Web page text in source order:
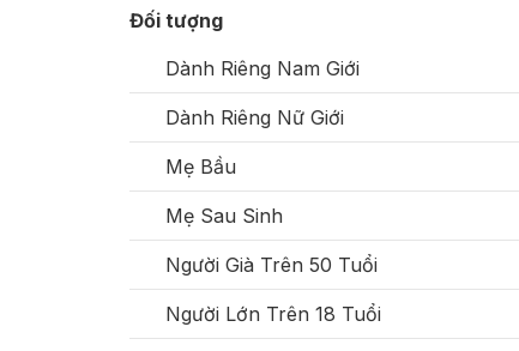
Đối tượng
Dành Riêng Nam Giới
Dành Riêng Nữ Giới
Mẹ Bầu
Mẹ Sau Sinh
Người Già Trên 50 Tuổi
Người Lớn Trên 18 Tuổi